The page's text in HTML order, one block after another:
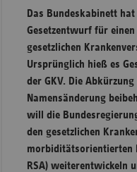
Das Bundeskabinett
Gesetzentwurf für
gesetzlichen
Ursprünglich hieß es
der GKV. Die
Namensänderung
will die
den gesetzlichen
morbiditätsorientierten
RSA) weiterentwickeln